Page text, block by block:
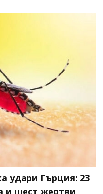
удари Гърция: 23
и шест жертви